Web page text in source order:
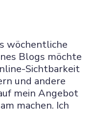
wöchentliche
Blogs möchte
Sichtbarkeit
und andere
mein Angebot
machen. Ich